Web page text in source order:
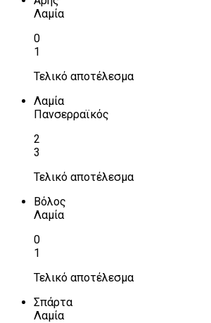
Λαμία
0
1
Τελικό αποτέλεσμα
Λαμία
Πανσερραϊκός
2
3
Τελικό αποτέλεσμα
Βόλος
Λαμία
0
1
Τελικό αποτέλεσμα
Σπάρτα
Λαμία